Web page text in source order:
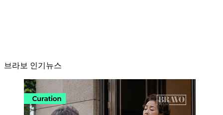
브라보 인기뉴스